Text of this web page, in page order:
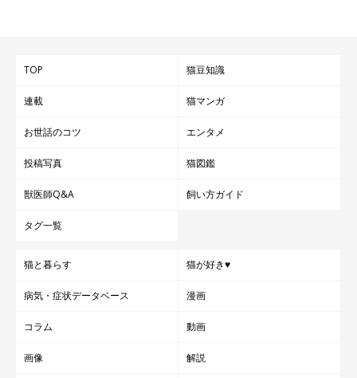
TOP 猫豆知識
連載 猫マンガ
お世話のコツ エンタメ
投稿写真 猫図鑑
獣医師Q&A 飼い方ガイド
タグ一覧
猫と暮らす 猫が好き♥
病気・症状データベース 漫画
コラム 動画
画像 解説